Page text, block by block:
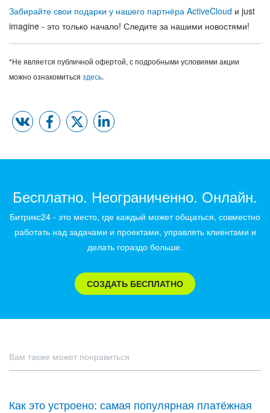
Забирайте свои подарки у нашего партнёра ActiveCloud и just
imagine - это только начало! Следите за нашими новостями!
*Не является публичной офертой, с подробными условиями акции
можно ознакомиться здесь.
Бесплатно. Неограниченно. Онлайн.
Битрикс24 - это место, где каждый может общаться, совместно
работать над задачами и проектами, управлять клиентами и
делать гораздо больше.
СОЗДАТЬ БЕСПЛАТНО
Вам также может понравиться
Как это устроено: самая популярная платёжная